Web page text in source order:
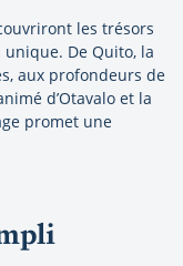
les trésors
De Quito, la
aux profondeurs de
d’Otavalo et la
promet une